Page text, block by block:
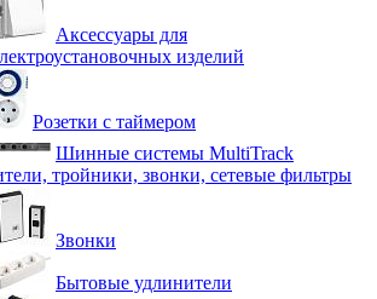
Аксессуары для
изделий
Розетки с таймером
Шинные системы MultiTrack
тройники, звонки, сетевые фильтры
Звонки
Бытовые удлинители